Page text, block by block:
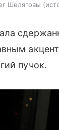
Шеляговы
пучок.